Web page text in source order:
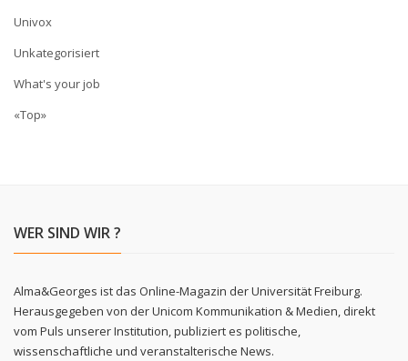
Univox
Unkategorisiert
What's your job
«Top»
WER SIND WIR ?
Alma&Georges ist das Online-Magazin der Universität Freiburg.
Herausgegeben von der Unicom Kommunikation & Medien, direkt
vom Puls unserer Institution, publiziert es politische,
wissenschaftliche und veranstalterische News.